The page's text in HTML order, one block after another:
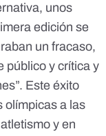
unos
edición se
un fracaso,
público y crítica y
Este éxito
olímpicas a las
y en